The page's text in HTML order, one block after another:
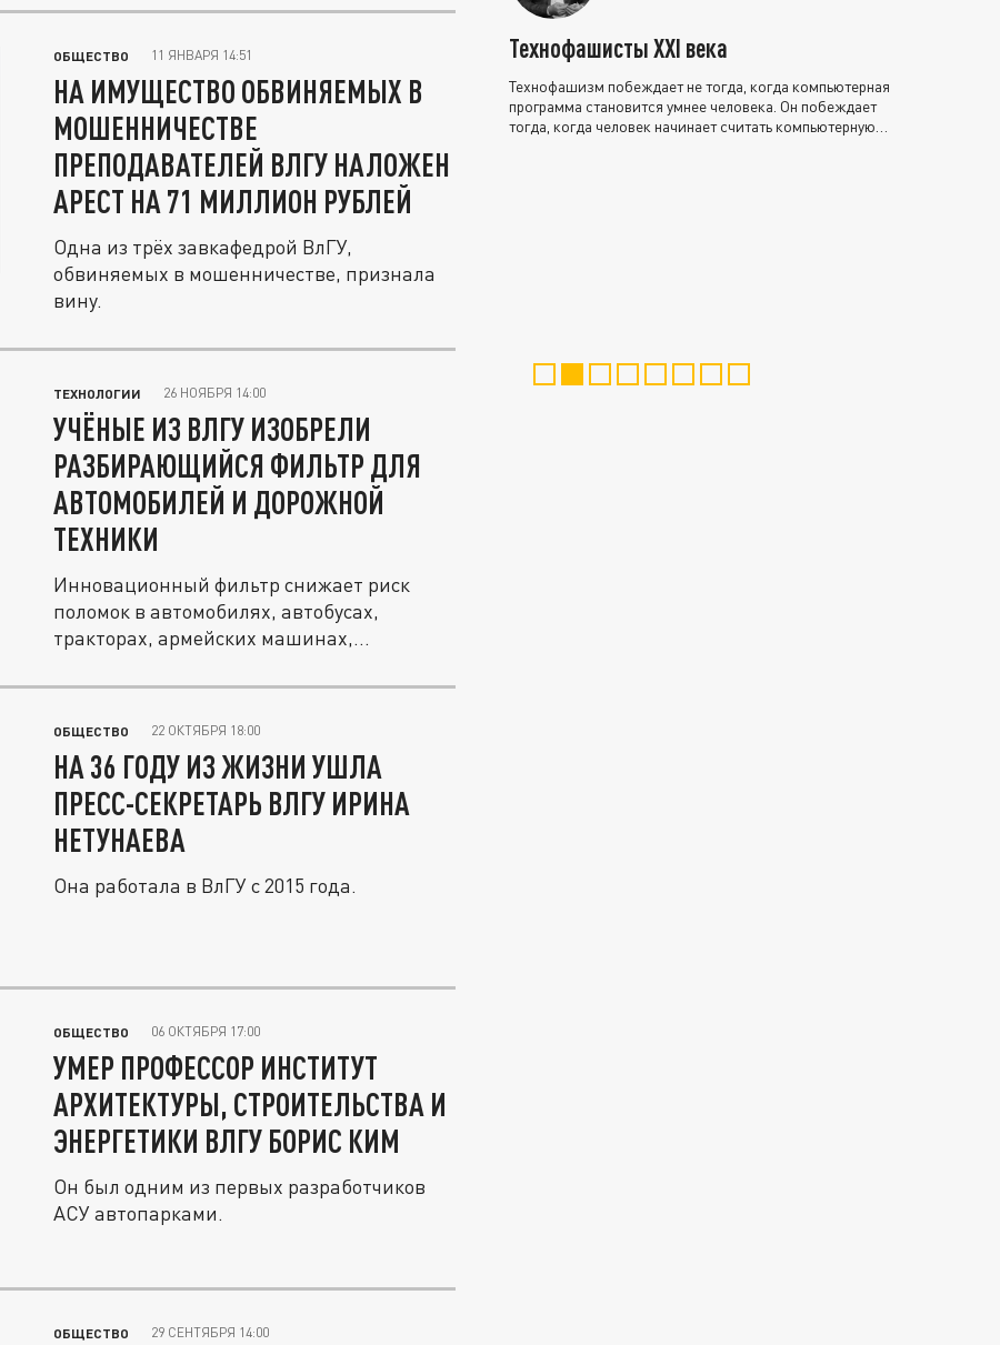
ОБЩЕСТВО 11 ЯНВАРЯ 14:51
НА ИМУЩЕСТВО ОБВИНЯЕМЫХ В
МОШЕННИЧЕСТВЕ
ПРЕПОДАВАТЕЛЕЙ ВЛГУ НАЛОЖЕН
АРЕСТ НА 71 МИЛЛИОН РУБЛЕЙ
Одна из трёх завкафедрой ВлГУ,
обвиняемых в мошенничестве, признала
вину.
ТЕХНОЛОГИИ 26 НОЯБРЯ 14:00
УЧЁНЫЕ ИЗ ВЛГУ ИЗОБРЕЛИ
РАЗБИРАЮЩИЙСЯ ФИЛЬТР ДЛЯ
АВТОМОБИЛЕЙ И ДОРОЖНОЙ
ТЕХНИКИ
Инновационный фильтр снижает риск
поломок в автомобилях, автобусах,
тракторах, армейских машинах,...
ОБЩЕСТВО 22 ОКТЯБРЯ 18:00
НА 36 ГОДУ ИЗ ЖИЗНИ УШЛА
ПРЕСС-СЕКРЕТАРЬ ВЛГУ ИРИНА
НЕТУНАЕВА
Она работала в ВлГУ с 2015 года.
ОБЩЕСТВО 06 ОКТЯБРЯ 17:00
УМЕР ПРОФЕССОР ИНСТИТУТ
АРХИТЕКТУРЫ, СТРОИТЕЛЬСТВА И
ЭНЕРГЕТИКИ ВЛГУ БОРИС КИМ
Он был одним из первых разработчиков
АСУ автопарками.
ОБЩЕСТВО 29 СЕНТЯБРЯ 14:00
Технофашисты XXI века
Технофашизм побеждает не тогда, когда компьютерная
программа становится умнее человека. Он побеждает
тогда, когда человек начинает считать компьютерную